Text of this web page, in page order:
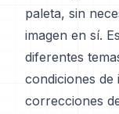
paleta, sin
imagen en sí.
diferentes
condiciones
correcciones